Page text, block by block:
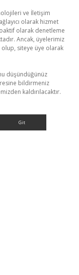
ve İletişim
olarak hizmet
olarak denetleme
Ancak, üyelerimiz
olup, siteye üye olarak
düşündüğünüz
bildirmeniz
kaldırılacaktır.